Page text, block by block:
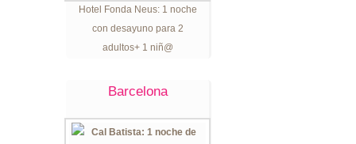
Hotel Fonda Neus: 1 noche
con desayuno para 2
adultos+ 1 niñ@
Barcelona